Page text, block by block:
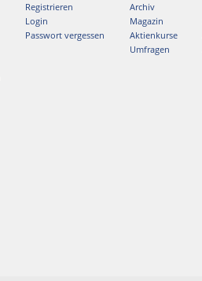
Registrieren
Login
Passwort vergessen
Archiv
Magazin
Aktienkurse
Umfragen